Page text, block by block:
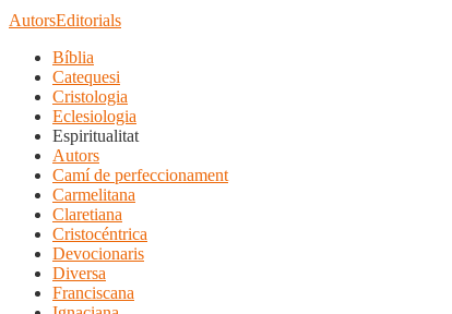
AutorsEditorials
Bíblia
Catequesi
Cristologia
Eclesiologia
Espiritualitat
Autors
Camí de perfeccionament
Carmelitana
Claretiana
Cristocéntrica
Devocionaris
Diversa
Franciscana